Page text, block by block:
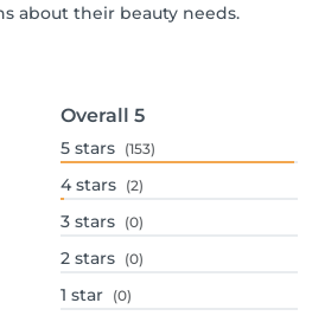
about their beauty needs.
Overall 5
5 stars (153)
4 stars (2)
3 stars (0)
2 stars (0)
1 star (0)